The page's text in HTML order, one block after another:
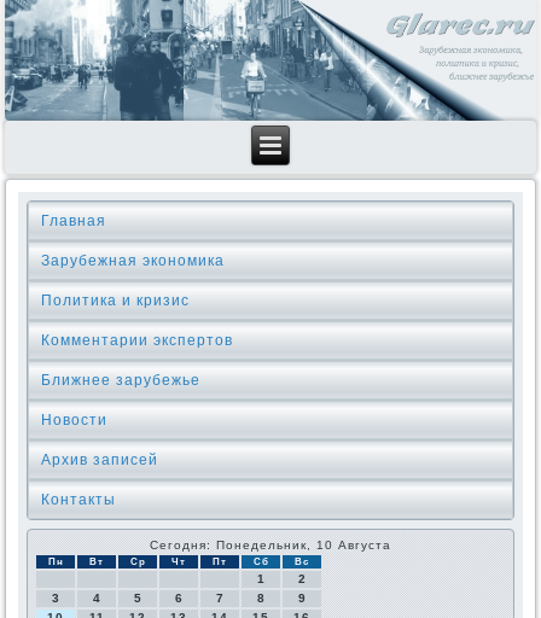
Главная
Зарубежная экономика
Политика и кризис
Комментарии экспертов
Ближнее зарубежье
Новости
Архив записей
Контакты
Сегодня: Понедельник, 10 Августа
Пн Вт Ср Чт Пт Сб Вс
1
2
3
4 5 6 7 8
9